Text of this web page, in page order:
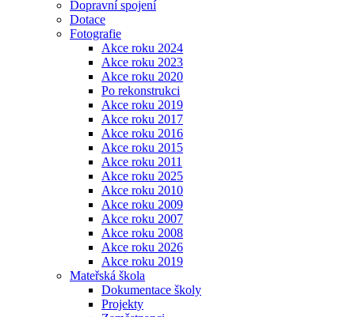
Dopravní spojení
Dotace
Fotografie
Akce roku 2024
Akce roku 2023
Akce roku 2020
Po rekonstrukci
Akce roku 2019
Akce roku 2017
Akce roku 2016
Akce roku 2015
Akce roku 2011
Akce roku 2025
Akce roku 2010
Akce roku 2009
Akce roku 2007
Akce roku 2008
Akce roku 2026
Akce roku 2019
Mateřská škola
Dokumentace školy
Projekty